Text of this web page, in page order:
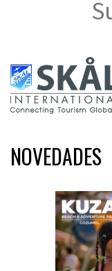
NOVEDADES